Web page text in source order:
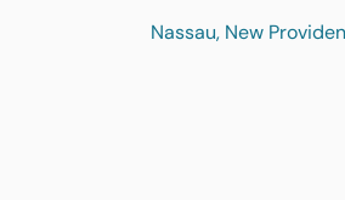
Nassau, New